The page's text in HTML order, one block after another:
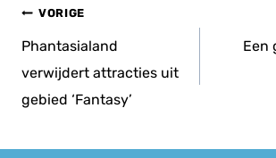
Bericht
navigatie
VORIGE
Phantasialand
verwijdert attracties uit
gebied ‘Fantasy’
Een